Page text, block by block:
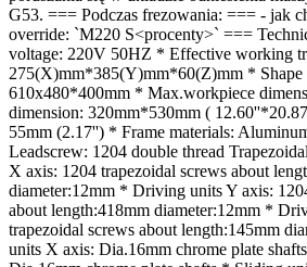
G53. === Podczas frezowania: === - jak
override: `M220 S<procenty>` ===
voltage: 220V 50HZ * Effective working
275(X)mm*385(Y)mm*60(Z)mm * Shape
610x480*400mm * Max.workpiece
dimension: 320mm*530mm (
55mm (2.17'') * Frame materials:
Leadscrew: 1204 double thread
X axis: 1204 trapezoidal screws about
diameter:12mm * Driving units Y axis:
about length:418mm diameter:12mm *
trapezoidal screws about length:145mm
units X axis: Dia.16mm chrome plate